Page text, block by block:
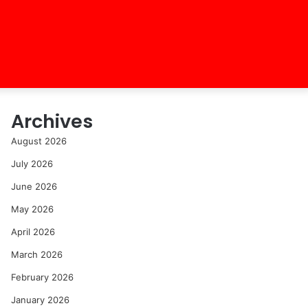
Archives
August 2026
July 2026
June 2026
May 2026
April 2026
March 2026
February 2026
January 2026